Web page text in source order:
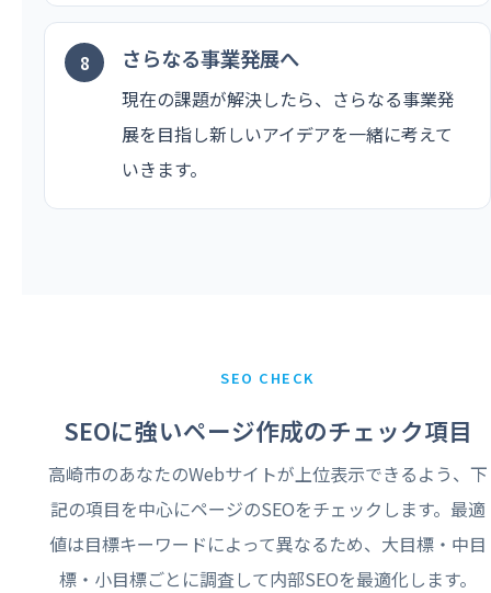
さらなる事業発展へ
現在の課題が解決したら、さらなる事業発
展を目指し新しいアイデアを一緒に考えて
いきます。
SEO CHECK
SEOに強いページ作成のチェック項目
高崎市のあなたのWebサイトが上位表示できるよう、下
記の項目を中心にページのSEOをチェックします。最適
値は目標キーワードによって異なるため、大目標・中目
標・小目標ごとに調査して内部SEOを最適化します。